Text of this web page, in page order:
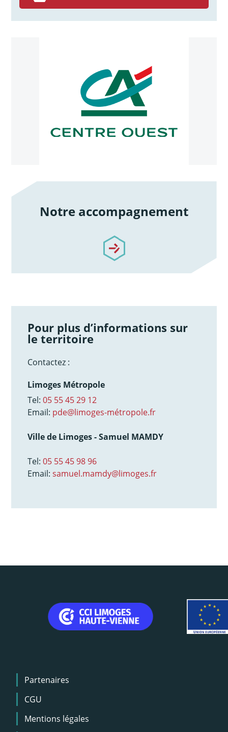
Notre accompagnement
/notre-accompagnement
Pour plus d’informations sur
le territoire
Contactez :
Limoges Métropole
Tel:05 55 45 29 12
Email: pde@limoges-métropole.fr
Ville de Limoges - Samuel MAMDY
Tel:05 55 45 98 96
Email:samuel.mamdy@limoges.fr
Menu
Pied
de
page
Partenaires
CGU
Mentions légales